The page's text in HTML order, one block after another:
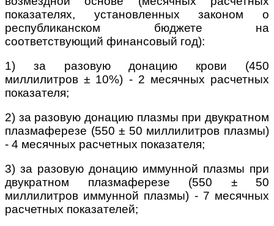
показателях, установленных законом о
республиканском бюджете на
соответствующий финансовый год):
1) за разовую донацию крови (450
миллилитров ± 10%) - 2 месячных расчетных
показателя;
2) за разовую донацию плазмы при двукратном
плазмаферезе (550 ± 50 миллилитров плазмы)
- 4 месячных расчетных показателя;
3) за разовую донацию иммунной плазмы при
двукратном плазмаферезе (550 ± 50
миллилитров иммунной плазмы) - 7 месячных
расчетных показателей;